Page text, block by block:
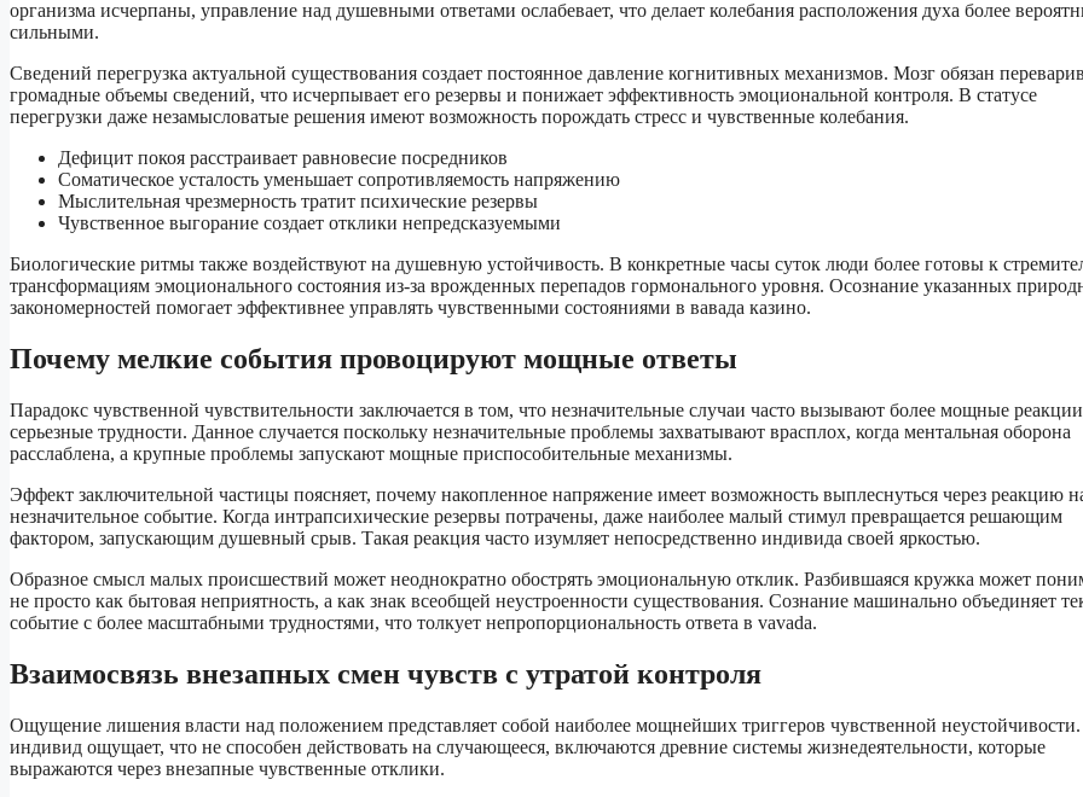
организма исчерпаны, управление над душевными ответами ослабевает, что делает колебания расположения духа более
сильными.
Сведений перегрузка актуальной существования создает постоянное давление когнитивных механизмов. Мозг обязан
громадные объемы сведений, что исчерпывает его резервы и понижает эффективность эмоциональной контроля. В статусе
перегрузки даже незамысловатые решения имеют возможность порождать стресс и чувственные колебания.
Дефицит покоя расстраивает равновесие посредников
Соматическое усталость уменьшает сопротивляемость напряжению
Мыслительная чрезмерность тратит психические резервы
Чувственное выгорание создает отклики непредсказуемыми
Биологические ритмы также воздействуют на душевную устойчивость. В конкретные часы суток люди более готовы к
трансформациям эмоционального состояния из-за врожденных перепадов гормонального уровня. Осознание указанных
закономерностей помогает эффективнее управлять чувственными состояниями в вавада казино.
Почему мелкие события провоцируют мощные ответы
Парадокс чувственной чувствительности заключается в том, что незначительные случаи часто вызывают более мощные
серьезные трудности. Данное случается поскольку незначительные проблемы захватывают врасплох, когда ментальная оборона
расслаблена, а крупные проблемы запускают мощные приспособительные механизмы.
Эффект заключительной частицы поясняет, почему накопленное напряжение имеет возможность выплеснуться через реакцию
незначительное событие. Когда интрапсихические резервы потрачены, даже наиболее малый стимул превращается решающим
фактором, запускающим душевный срыв. Такая реакция часто изумляет непосредственно индивида своей яркостью.
Образное смысл малых происшествий может неоднократно обострять эмоциональную отклик. Разбившаяся кружка может
не просто как бытовая неприятность, а как знак всеобщей неустроенности существования. Сознание машинально объединяет
событие с более масштабными трудностями, что толкует непропорциональность ответа в vavada.
Взаимосвязь внезапных смен чувств с утратой контроля
Ощущение лишения власти над положением представляет собой наиболее мощнейших триггеров чувственной неустойчивости.
индивид ощущает, что не способен действовать на случающееся, включаются древние системы жизнедеятельности, которые
выражаются через внезапные чувственные отклики.